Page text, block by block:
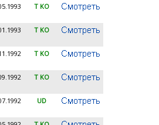
T KO
T KO
T KO
T KO
UD